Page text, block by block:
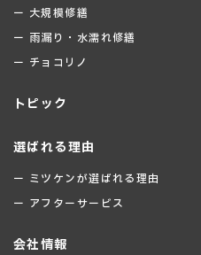
ー 大規模修繕
ー 雨漏り・水濡れ修繕
ー チョコリノ
トピック
選ばれる理由
ー ミツケンが選ばれる理由
ー アフターサービス
会社情報